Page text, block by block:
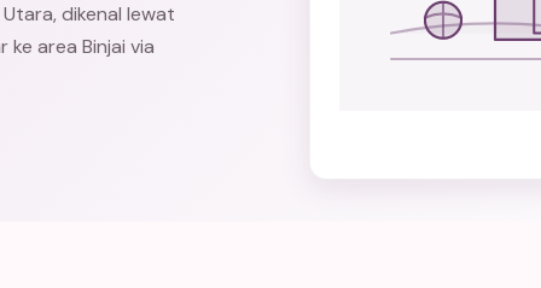
dikenal lewat
ke area Binjai via